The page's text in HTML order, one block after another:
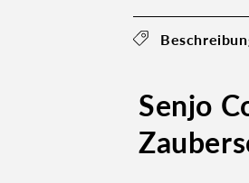
Senjo